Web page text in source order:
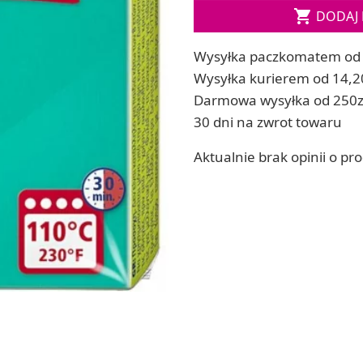
ręcznych
Zestawy do kul do kąpieli
Soda, kwasek, formy do kul do kąpieli
Dodatki: barwniki i zapachy
RZEŹBA, GLINY I ODLEWY
Lepienie i rzeźbienie
Odlewy dekoracyjne
Tworzenie z gliny polimerowej
Modelowanie dla dzieci
 DODAJ
Wysyłka paczkomatem od
Wysyłka kurierem od
Darmowa wysyłka od
30 dni na zwrot towaru
Aktualnie brak opinii o